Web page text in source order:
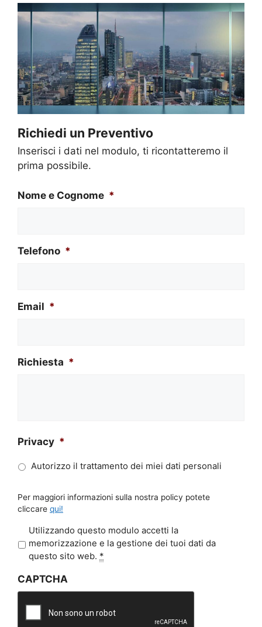
Richiedi un Preventivo
Inserisci i dati nel modulo, ti ricontatteremo il
prima possibile.
Nome e Cognome *
Telefono *
Email *
Richiesta *
Privacy *
Autorizzo il trattamento dei miei dati personali
Per maggiori informazioni sulla nostra policy potete
cliccare qui!
r
a
c
*
Utilizzando questo modulo accetti la
memorizzazione e la gestione dei tuoi dati da
questo sito web. *
CAPTCHA